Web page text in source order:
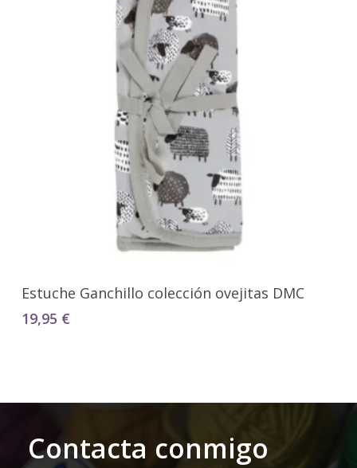
Añadir Al Carrito
Estuche Ganchillo colección ovejitas DMC
19,95 €
Contacta conmigo